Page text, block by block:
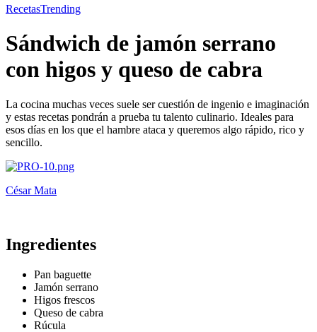
RecetasTrending
Sándwich de jamón serrano
con higos y queso de cabra
La cocina muchas veces suele ser cuestión de ingenio e imaginación
y estas recetas pondrán a prueba tu talento culinario. Ideales para
esos días en los que el hambre ataca y queremos algo rápido, rico y
sencillo.
César Mata
Ingredientes
Pan baguette
Jamón serrano
Higos frescos
Queso de cabra
Rúcula